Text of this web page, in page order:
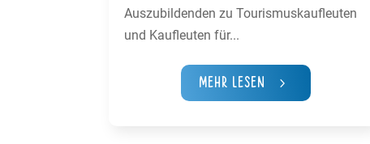
Auszubildenden zu Tourismuskaufleuten
und Kaufleuten für...
Mehr Lesen